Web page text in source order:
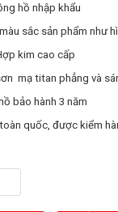
hồ nhập khẩu
sắc sản phẩm như
kim cao cấp
mạ titan phẳng và
bảo hành 3 năm
quốc, được kiểm